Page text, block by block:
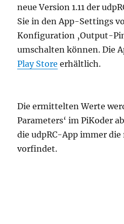
neue Version 1.11 der
Sie in den App-Settings
Konfiguration ‚Output-
umschalten können. Die
Play Store erhältlich.
Die ermittelten Werte
Parameters‘ im PiKoder
die udpRC-App immer
vorfindet.